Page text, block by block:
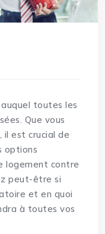
auquel toutes les
Que vous
est crucial de
options
logement contre
peut-être si
et en quoi
à toutes vos